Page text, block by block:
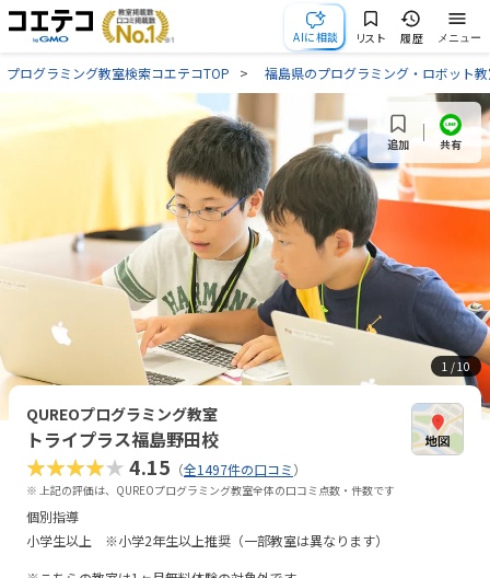
AIに相談 リスト 履歴 メニュー
プログラミング教室検索コエテコTOP 福島県のプログラミング・ロボット
1 / 10
追加 共有
QUREOプログラミング教室
トライプラス福島野田校
★★★★★4.15 （全1497件の口コミ）
※ 上記の評価は、QUREOプログラミング教室全体の口コミ点数・件数です
個別指導
小学生以上 ※小学2年生以上推奨（一部教室は異なります）